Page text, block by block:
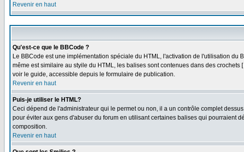
Revenir en haut
Qu'est-ce que le BBCode ?
Le BBCode est une implémentation spéciale du HTML, l'activation de l'utilisation
même est similaire au styile du HTML, les balises sont contenues dans des
voir le guide, accessible depuis le formulaire de publication.
Revenir en haut
Puis-je utiliser le HTML?
Ceci dépend de l'administrateur qui le permet ou non, il a un contrôle complet
pour éviter aux gens d'abuser du forum en utilisant certaines balises qui pourraient
composition.
Revenir en haut